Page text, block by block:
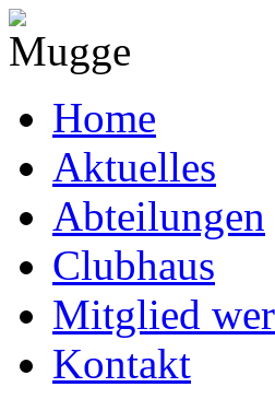
Home
Aktuelles
Abteilungen
Clubhaus
Mitglied
Kontakt